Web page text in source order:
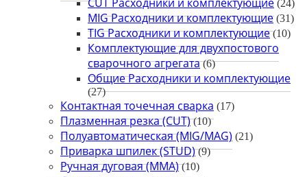
(24)
MIG Расходники и комплектующие (31)
TIG Расходники и комплектующие (10)
Комплектующие для двухпостового
сварочного агрегата (6)
Общие Расходники и комплектующие
(27)
Контактная точечная сварка (17)
Плазменная резка (CUT) (10)
Полуавтоматическая (MIG/MAG) (21)
Приварка шпилек (STUD) (9)
Ручная дуговая (MMA) (10)